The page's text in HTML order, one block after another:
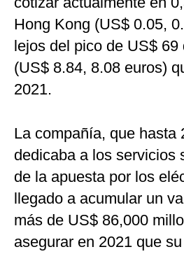
Hong Kong (US$ 0.05,
lejos del pico de US$ 69
(US$ 8.84, 8.08 euros)
2021.
La compañía, que hasta
dedicaba a los servicios
de la apuesta por los
llegado a acumular un
más de US$ 86,000
asegurar en 2021 que